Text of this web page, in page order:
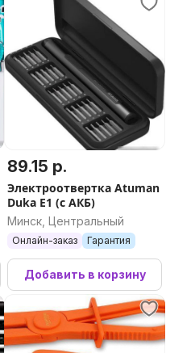
89.15 р.
Электроотвертка Atuman
Duka E1 (с АКБ)
Минск, Центральный
Онлайн-заказ Гарантия
Добавить в корзину